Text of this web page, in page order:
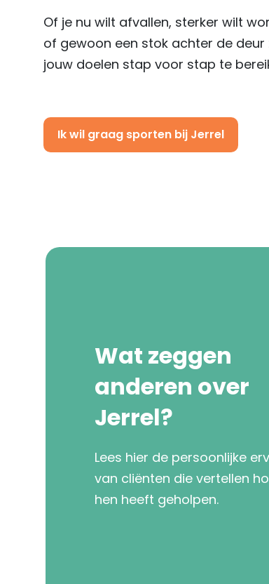
Of je nu wilt afvallen, sterker wilt
of gewoon een stok achter de
jouw doelen stap voor stap te
Ik wil graag sporten bij Jerrel
Wat zeggen
anderen over
Jerrel?
Lees hier de persoonlijke
van cliënten die vertellen
hen heeft geholpen.